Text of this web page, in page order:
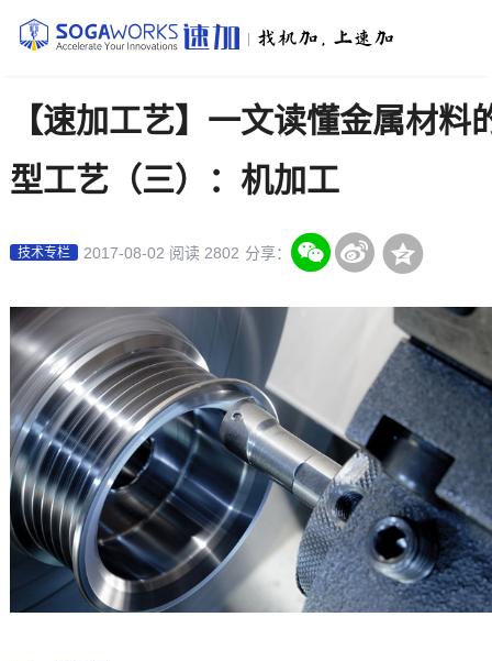
【速加工艺】一文读懂金属材料
型工艺（三）：机加工
技术专栏 2017-08-02 阅读 2802 分享：